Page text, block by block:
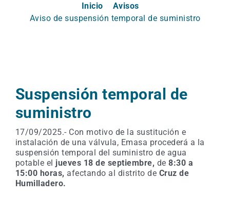
Inicio
Avisos
Aviso de suspensión temporal de suministro
Suspensión temporal de
suministro
17/09/2025.- Con motivo de la sustitución e
instalación de una válvula, Emasa procederá a la
suspensión temporal del suministro de agua
potable el jueves 18 de septiembre, de8:30 a
15:00 horas, afectando al distrito de Cruz de
Humilladero.